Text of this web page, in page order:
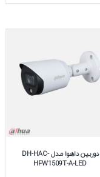
دوربین داهوا مـدل DH-HAC-
HFW1509T-A-LED